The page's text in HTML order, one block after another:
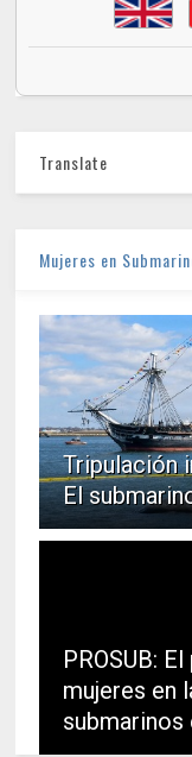
Translate
Mujeres en
Tripulación
El
PROSUB:
mujeres en
submarinos